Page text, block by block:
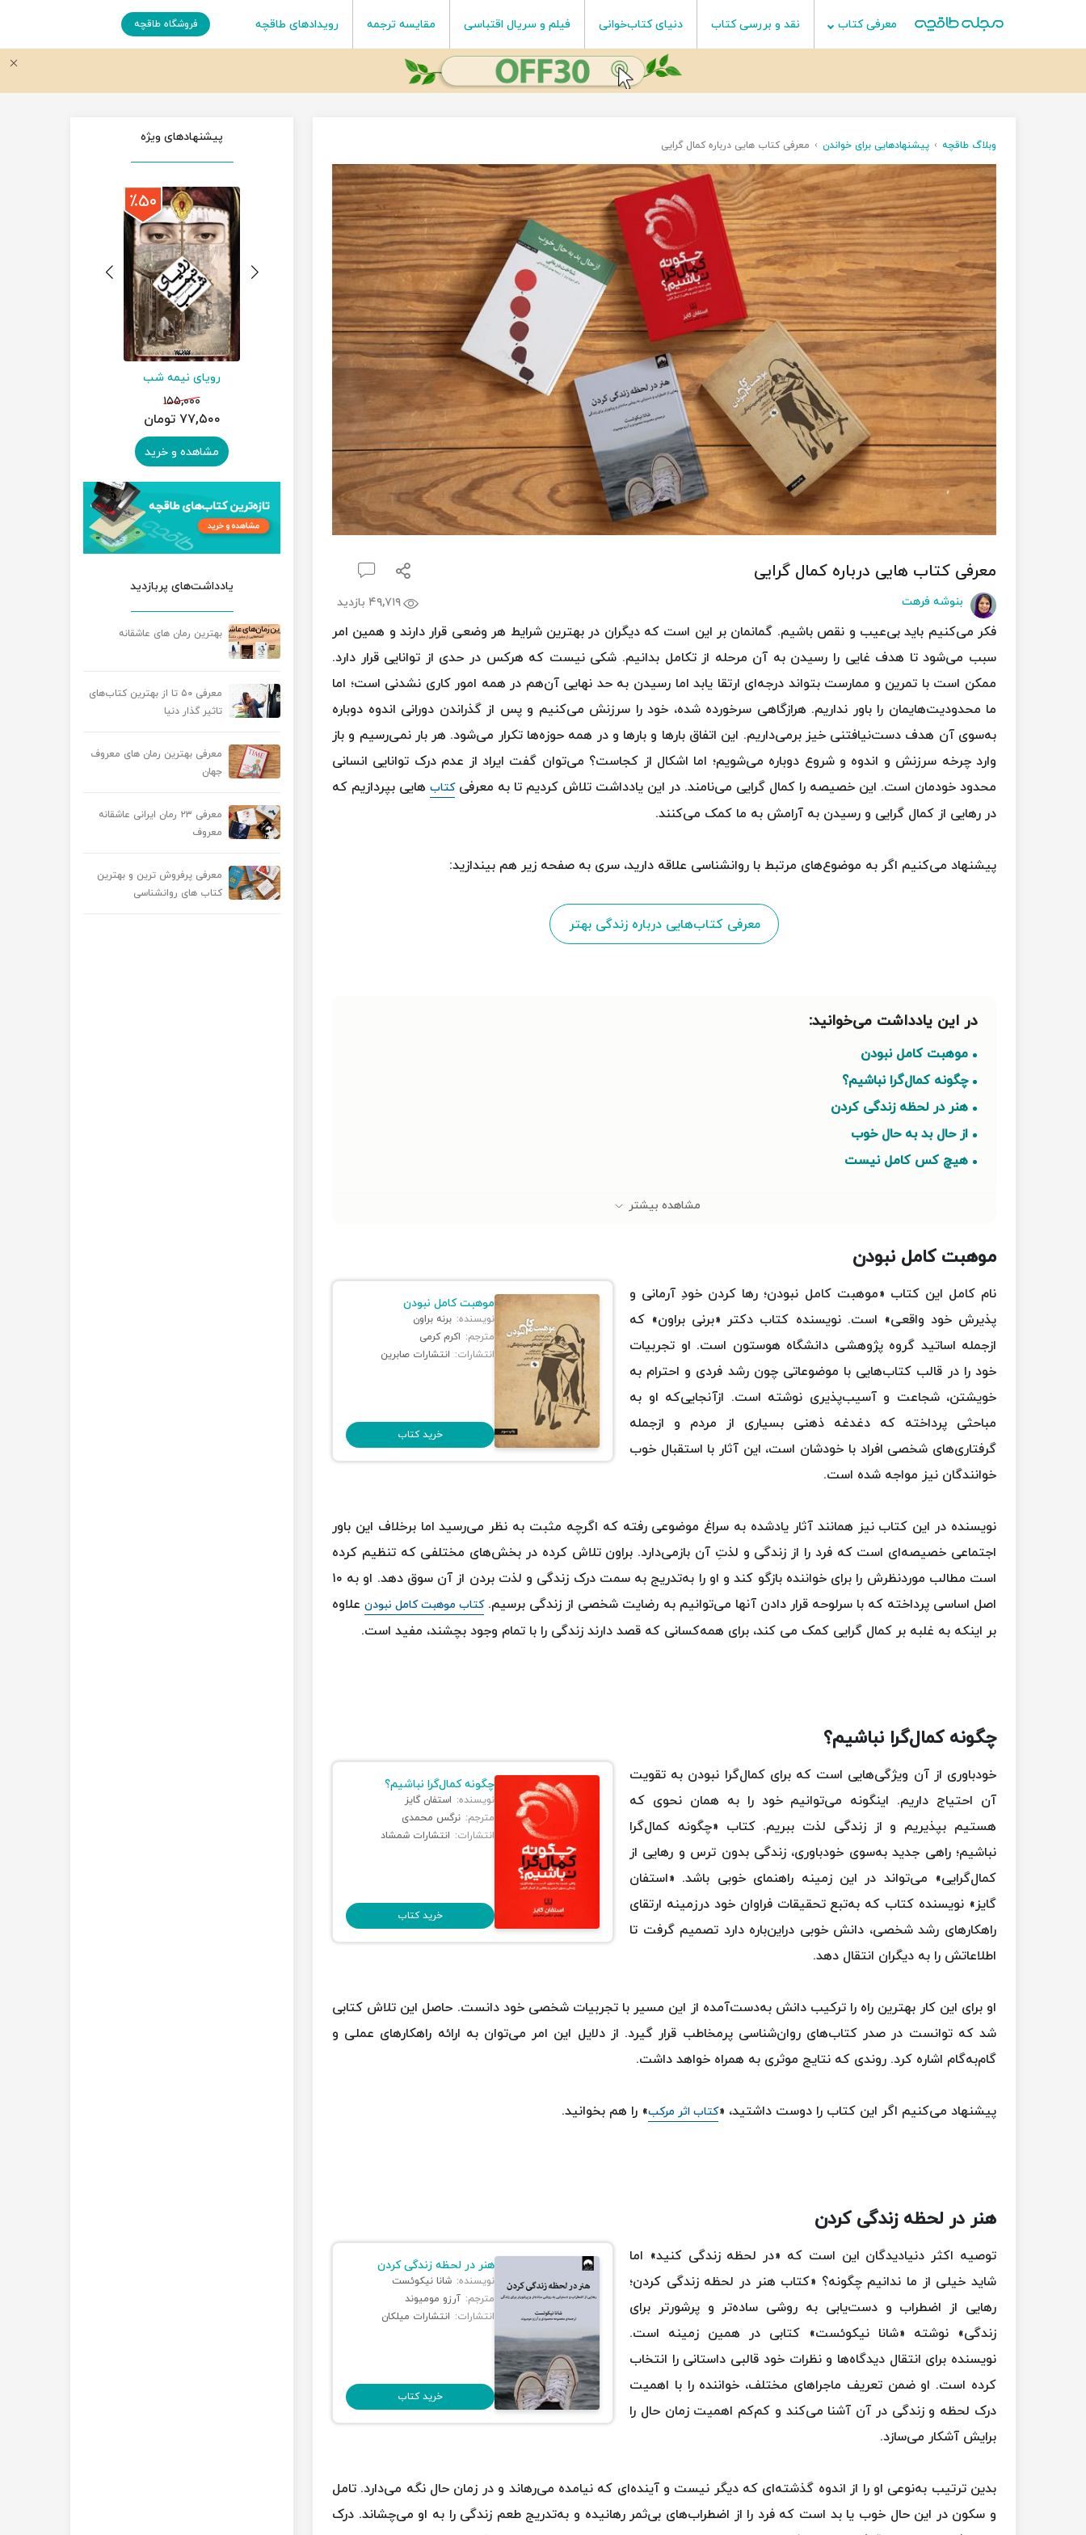
معرفی کتاب نقد و بررسی کتاب دنیای کتاب‌خوانی فیلم و سریال اقتباسی مقایسه ترجمه رویدادهای طاقچه فروشگاه طاقچه
وبلاگ طاقچه پیشنهادهایی برای خواندن معرفی کتاب هایی درباره کمال گرایی
معرفی کتاب هایی درباره کمال گرایی
بنوشه فرهت ۴۹,۷۱۹ بازدید
فکر می‌کنیم باید بی‌عیب و نقص باشیم. گمانمان بر این است که دیگران در بهترین شرایط هر وضعی قرار دارند و همین امر
سبب می‌شود تا هدف غایی را رسیدن به آن مرحله از تکامل بدانیم. شکی نیست که هرکس در حدی از توانایی قرار دارد.
ممکن است با تمرین و ممارست بتواند درجه‌ای ارتقا یابد اما رسیدن به حد نهایی آن‌هم در همه امور کاری نشدنی است؛ اما
ما محدودیت‌هایمان را باور نداریم. هرازگاهی سرخورده شده، خود را سرزنش می‌کنیم و پس از گذراندن دورانی اندوه دوباره
به‌سوی آن هدف دست‌نیافتنی خیز برمی‌داریم. این اتفاق بارها و بارها و در همه حوزه‌ها تکرار می‌شود. هر بار نمی‌رسیم و باز
وارد چرخه سرزنش و اندوه و شروع دوباره می‌شویم؛ اما اشکال از کجاست؟ می‌توان گفت ایراد از عدم درک توانایی انسانی
محدود خودمان است. این خصیصه را کمال گرایی می‌نامند. در این یادداشت تلاش کردیم تا به معرفیکتاب هایی بپردازیم که
در رهایی از کمال گرایی و رسیدن به آرامش به ما کمک می‌کنند.
پیشنهاد می‌کنیم اگر به موضوع‌های مرتبط با روانشناسی علاقه دارید، سری به صفحه زیر هم بیندازید:
معرفی کتاب‌هایی درباره زندگی بهتر
موهبت کامل‌ نبودن
چگونه کمال‌گرا نباشیم؟
هنر در لحظه زندگی کردن
از حال بد به حال خوب
هیچ ‌کس کامل نیست
مشاهده بیشتر
موهبت کامل‌ نبودن
موهبت کامل‌ نبودن
نویسنده: برنه براون
مترجم: اکرم کرمی
انتشارات: انتشارات صابرین
خرید کتاب
نام کامل این کتاب «موهبت کامل نبودن؛ رها کردن خودِ آرمانی و
پذیرش خود واقعی» است. نویسنده کتاب دکتر «برنی براون» که
ازجمله اساتید گروه پژوهشی دانشگاه هوستون است. او تجربیات
خود را در قالب کتاب‌هایی با موضوعاتی چون رشد فردی و احترام به
خویشتن، شجاعت و آسیب‌پذیری نوشته است. ازآنجایی‌که او به
مباحثی پرداخته که دغدغه ذهنی بسیاری از مردم و ازجمله
گرفتاری‌های شخصی افراد با خودشان است، این آثار با استقبال خوب
خوانندگان نیز مواجه شده است.
نویسنده در این کتاب نیز همانند آثار یادشده به سراغ موضوعی رفته که اگرچه مثبت به نظر می‌رسید اما برخلاف این باور
اجتماعی خصیصه‌ای است که فرد را از زندگی و لذتِ آن بازمی‌دارد. براون تلاش کرده در بخش‌های مختلفی که تنظیم کرده
است مطالب موردنظرش را برای خواننده بازگو کند و او را به‌تدریج به سمت درک زندگی و لذت بردن از آن سوق دهد. او به ۱۰
اصل اساسی پرداخته که با سرلوحه قرار دادن آنها می‌توانیم به رضایت شخصی از زندگی برسیم.کتاب موهبت کامل‌ نبودنعلاوه
بر اینکه به غلبه بر کمال گرایی کمک می کند، برای همه‌کسانی که قصد دارند زندگی را با تمام وجود بچشند،‌ مفید است.
چگونه کمال‌گرا نباشیم؟
چگونه کمال‌گرا نباشیم؟
نویسنده: استفان گایز
مترجم: نرگس محمدی
انتشارات: انتشارات شمشاد
خرید کتاب
خودباوری از آن ویژگی‌هایی است که برای کمال‌گرا نبودن به تقویت
آن احتیاج داریم. اینگونه می‌توانیم خود را به همان نحوی که
هستیم بپذیریم و از زندگی لذت ببریم. کتاب «چگونه کمال‌گرا
نباشیم؛ راهی جدید به‌سوی خودباوری، زندگی بدون ترس و رهایی از
کمال‌گرایی» می‌تواند در این زمینه راهنمای خوبی باشد. «استفان
گایز» نویسنده کتاب که به‌تبع تحقیقات فراوان خود درزمینه ارتقای
راهکارهای رشد شخصی، دانش خوبی دراین‌باره دارد تصمیم گرفت تا
اطلاعاتش را به دیگران انتقال دهد.
او برای این کار بهترین راه را ترکیب دانش به‌دست‌آمده از این مسیر با تجربیات شخصی خود دانست. حاصل این تلاش کتابی
شد که توانست در صدر کتاب‌های روان‌شناسی پرمخاطب قرار گیرد. از دلایل این امر می‌توان به ارائه راهکارهای عملی و
گام‌به‌گام اشاره کرد. روندی که نتایج موثری به همراه خواهد داشت.
پیشنهاد می‌کنیم اگر این کتاب را دوست داشتید، «کتاب اثر مرکب» را هم بخوانید.
هنر در لحظه زندگی کردن
هنر در لحظه زندگی کردن
نویسنده: شانا نیکوئست
مترجم: آرزو مومیوند
انتشارات: انتشارات میلکان
خرید کتاب
توصیه اکثر دنیادیدگان این است که «در لحظه زندگی کنید» اما
شاید خیلی از ما ندانیم چگونه؟ «کتاب هنر در لحظه زندگی کردن؛
رهایی از اضطراب و دست‌یابی به روشی ساده‌تر و پرشورتر برای
زندگی» نوشته «شانا نیکوئست» کتابی در همین زمینه است.
نویسنده برای انتقال دیدگاه‌ها و نظرات خود قالبی داستانی را انتخاب
کرده است. او ضمن تعریف ماجراهای مختلف، خواننده را با اهمیت
درک لحظه و زندگی در آن آشنا می‌کند و کم‌کم اهمیت زمان حال را
برایش آشکار می‌سازد.
بدین ترتیب به‌نوعی او را از اندوه گذشته‌ای که دیگر نیست و آینده‌ای که نیامده می‌رهاند و در زمان حال نگه می‌دارد. تامل
و سکون در این حال خوب یا بد است که فرد را از اضطراب‌های بی‌ثمر رهانیده و به‌تدریج طعم زندگی را به او می‌چشاند. درک
پیشنهادهای ویژه
٪۵۰
بامداد خمار
۲۵۰,۰۰۰
۱۲۵,۰۰۰ تومان
مشاهده و خرید
٪۵۰
رویای نیمه شب
۱۵۵,۰۰۰
۷۷,۵۰۰ تومان
مشاهده و خرید
یادداشت‌های پربازدید
بهترین رمان های عاشقانه
معرفی ۵۰ تا از بهترین کتاب‌های
تاثیر گذار دنیا
معرفی بهترین رمان های معروف
جهان
معرفی ۲۳ رمان ایرانی عاشقانه
معروف
معرفی پرفروش ترین و بهترین
کتاب های روانشناسی